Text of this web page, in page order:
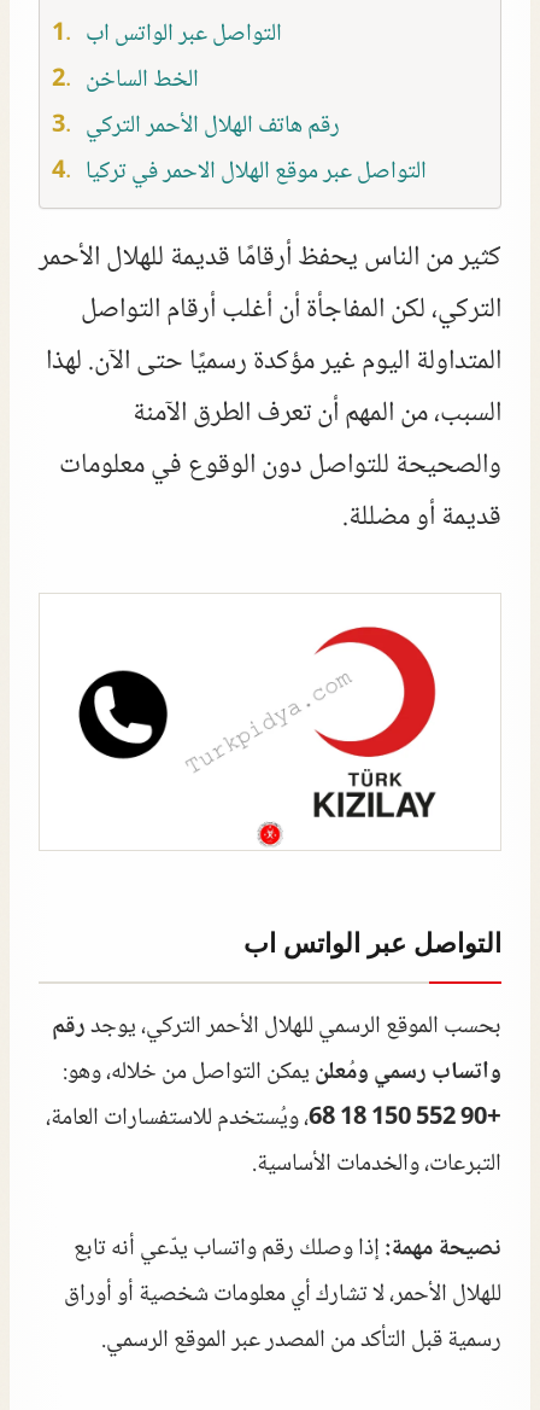
التواصل عبر الواتس اب
الخط الساخن
رقم هاتف الهلال الأحمر التركي
التواصل عبر موقع الهلال الاحمر في تركيا
كثير من الناس يحفظ أرقامًا قديمة للهلال الأحمر
التركي، لكن المفاجأة أن أغلب أرقام التواصل
المتداولة اليوم غير مؤكدة رسميًا حتى الآن. لهذا
السبب، من المهم أن تعرف الطرق الآمنة
والصحيحة للتواصل دون الوقوع في معلومات
قديمة أو مضللة.
التواصل عبر الواتس اب
بحسب الموقع الرسمي للهلال الأحمر التركي، يوجدرقم
واتساب رسمي ومُعلنيمكن التواصل من خلاله، وهو:
+90 552 150 18 68
، ويُستخدم للاستفسارات العامة،
التبرعات، والخدمات الأساسية.
نصيحة مهمة:إذا وصلك رقم واتساب يدّعي أنه تابع
للهلال الأحمر، لا تشارك أي معلومات شخصية أو أوراق
رسمية قبل التأكد من المصدر عبر الموقع الرسمي.